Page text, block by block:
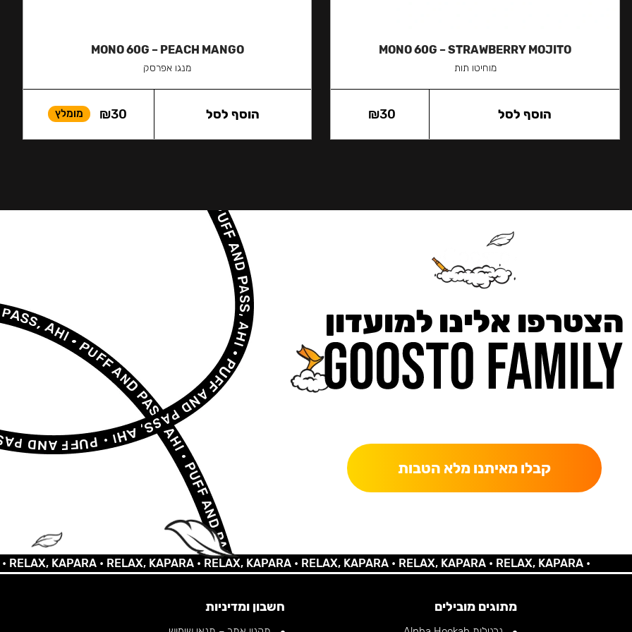
MONO 60G – STRAWBERRY MOJITO
מוחיטו תות
₪30 הוסף לסל
MONO 60G – PEACH MANGO
מנגו אפרסק
₪30 מומלץ הוסף לסל
הצטרפו אלינו למועדון
קבלו מאיתנו מלא הטבות
KAPARA •RELAX, KAPARA •RELAX, KAPARA •RELAX, KAPARA •RELAX, KAPARA •RELAX, KAPARA •
מתוגים מובילים חשבון ומדיניות